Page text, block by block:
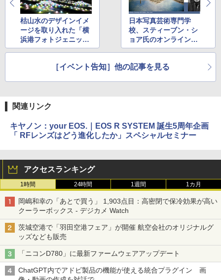
枯山水のデザインイメ
ージを取り入れた「横
浜港フォトジェニック
イルミネーション202
日本写真芸術専門学
校、スティーブン・シ
ョア氏のオンライント
ークショー
［イベント告知］他の記事を見る
関連リンク
キヤノン：your EOS.｜EOS R SYSTEM 誕生5周年企画
「 RFレンズはどう進化したか」スペシャルセミナー
アクセスランキング
1時間 24時間 1週間 1カ月
岡嶋和幸の「あとで買う」 1,903点目：高密閉で保冷効果が高い
クーラーボックス - デジカメ Watch
茨城空港で「羽田空港フェア」が開催 航空会社のオリジナルグ
ッズなども販売
「ニコンD780」に最新ファームウェアアップデート
ChatGPT内でアドビ製品の機能が使える統合プラグイン 画